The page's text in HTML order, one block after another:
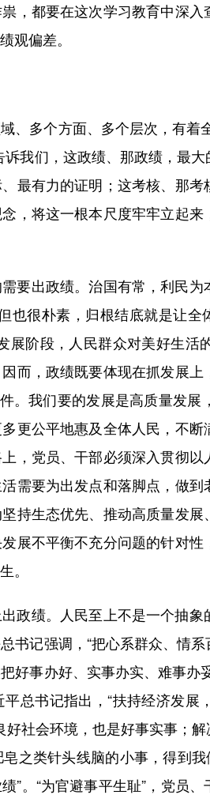
，都要在这次学习教育中深
观偏差。
多个方面、多个层次，有着
我们，这政绩、那政绩，最
最有力的证明；这考核、那
，将这一根本尺度牢牢立起
出政绩。治国有常，利民为
也很朴素，归根结底就是让
展阶段，人民群众对美好生
而，政绩既要体现在抓发展
。我们要的发展是高质量发
更公平地惠及全体人民，不
，党员、干部必须深入贯彻
需要为出发点和落脚点，做
持生态优先、推动高质量发
展不平衡不充分问题的针对
。
绩。人民至上不是一个抽象
书记强调，“把心系群众、情
好事办好、实事办实、难事办
总书记指出，“扶持经济发
好社会环境，也是好事实事；
之类针头线脑的小事，得到我
”。“为官避事平生耻”，党员